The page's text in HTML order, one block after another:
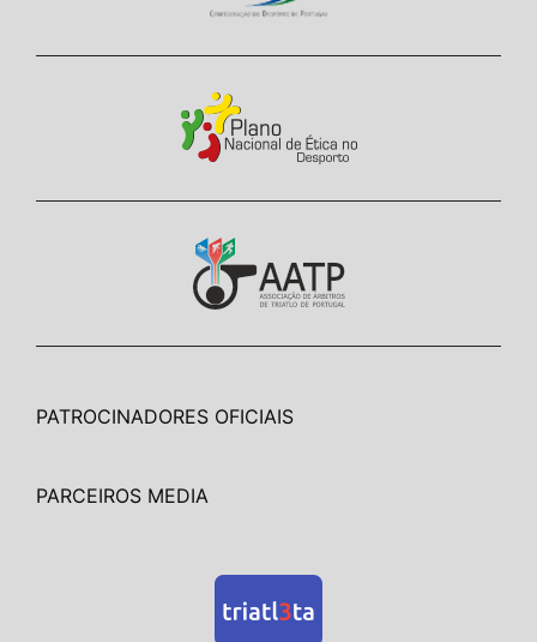
PATROCINADORES OFICIAIS
PARCEIROS MEDIA